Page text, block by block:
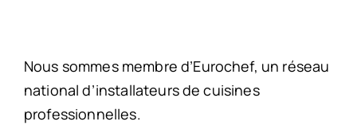
Nous sommes membre d’Eurochef, un réseau
national d’installateurs de cuisines
professionnelles.